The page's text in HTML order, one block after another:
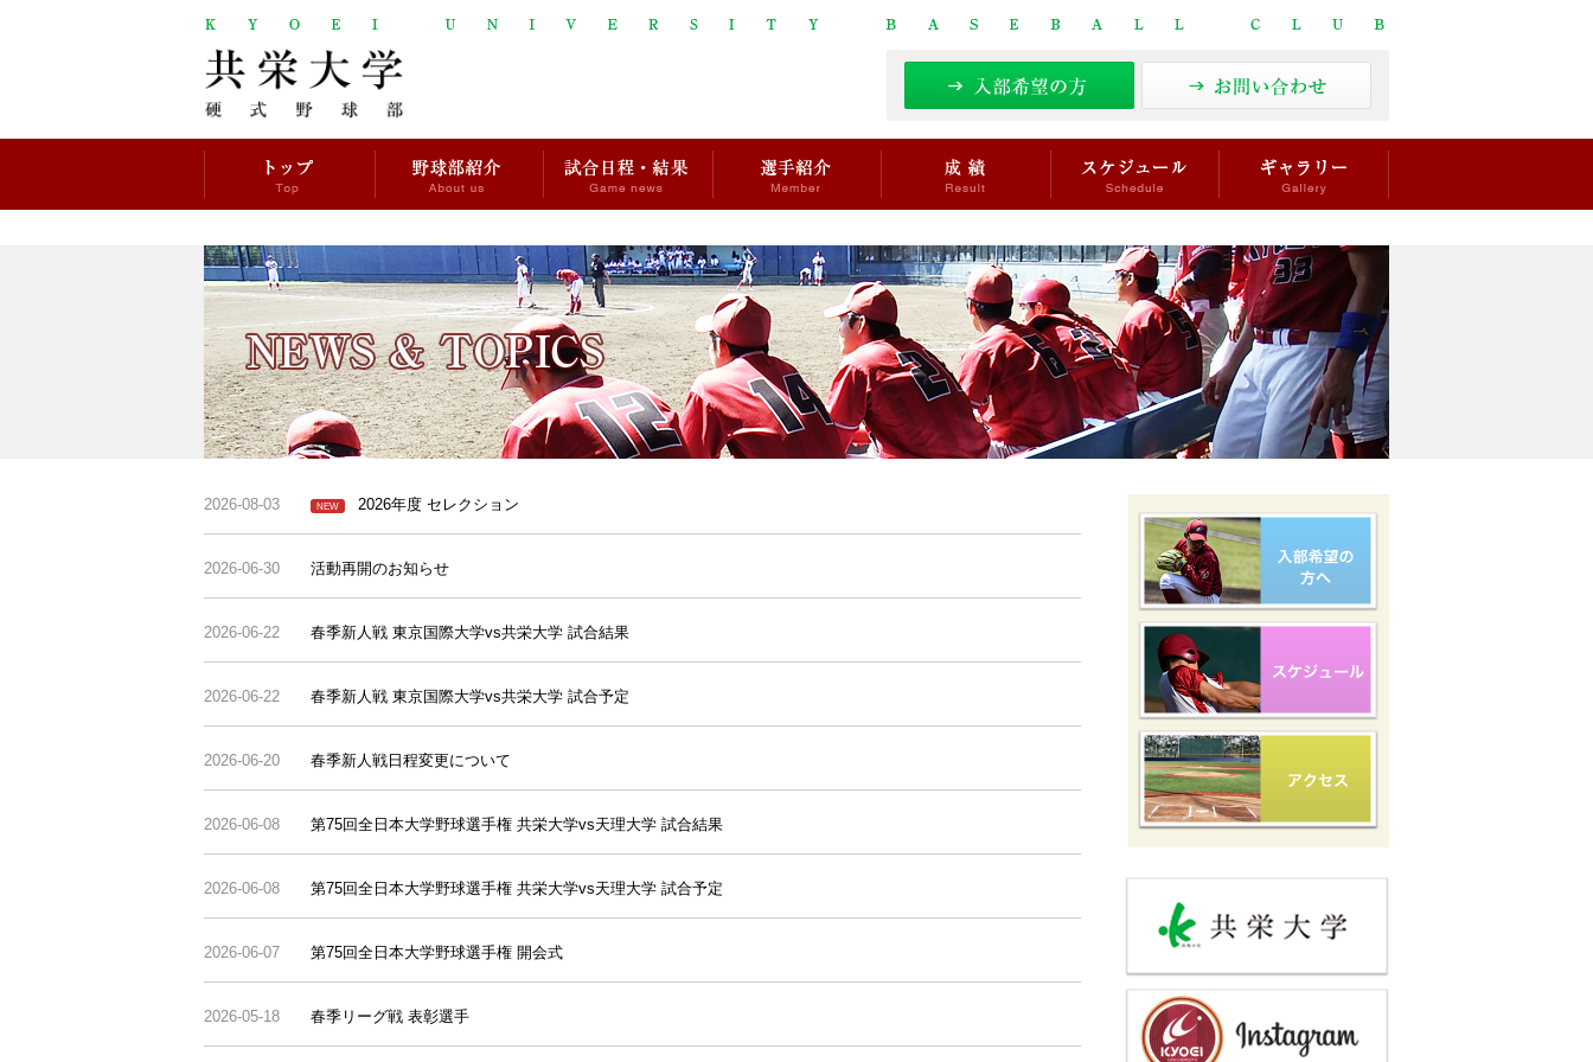
2026-08-03 NEW 2026年度 セレクション
2026-06-30 活動再開のお知らせ
2026-06-22 春季新人戦 東京国際大学vs共栄大学 試合結果
2026-06-22 春季新人戦 東京国際大学vs共栄大学 試合予定
2026-06-20 春季新人戦日程変更について
2026-06-08 第75回全日本大学野球選手権 共栄大学vs天理大学 試合結果
2026-06-08 第75回全日本大学野球選手権 共栄大学vs天理大学 試合予定
2026-06-07 第75回全日本大学野球選手権 開会式
2026-05-18 春季リーグ戦 表彰選手